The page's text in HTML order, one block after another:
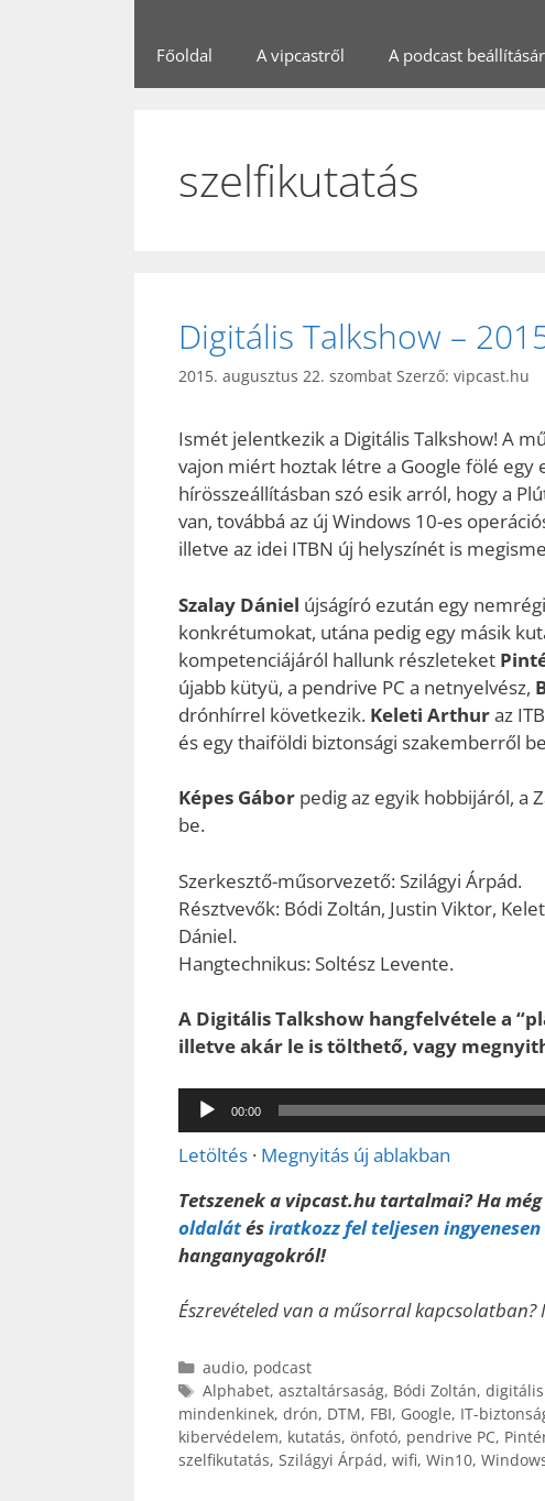
Főoldal A vipcastről A podcast
szelfikutatás
Digitális Talkshow –
2015. augusztus 22. szombat Szerző: vipcast.hu
Ismét jelentkezik a Digitális Talkshow! A
vajon miért hoztak létre a Google fölé
hírösszeállításban szó esik arról, hogy a
van, továbbá az új Windows 10-es
illetve az idei ITBN új helyszínét is
Szalay Dániel újságíró ezután egy
konkrétumokat, utána pedig egy másik
kompetenciájáról hallunk részleteket
újabb kütyü, a pendrive PC a netnyelvész,
drónhírrel következik. Keleti Arthuraz
és egy thaiföldi biztonsági szakemberről
Képes Gábor pedig az egyik hobbijáról, a
be.
Szerkesztő-műsorvezető: Szilágyi Árpád.
Résztvevők: Bódi Zoltán, Justin Viktor,
Dániel.
Hangtechnikus: Soltész Levente.
A Digitális Talkshow hangfelvétele a
illetve akár le is tölthető, vagy
Audió
lejátszó
00:00
Letöltés · Megnyitás új ablakban
Tetszenek a vipcast.hu tartalmai? Ha
oldalátésiratkozz fel teljesen
hanganyagokról!
Észrevételed van a műsorral
Kategória
audio, podcast
Címkék
Alphabet, asztaltársaság, Bódi Zoltán,
mindenkinek, drón, DTM, FBI, Google, IT-
kibervédelem, kutatás, önfotó, pendrive PC,
szelfikutatás, Szilágyi Árpád, wifi, Win10,